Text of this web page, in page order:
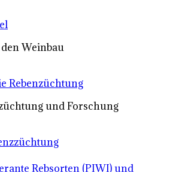
Weinbau
Rebenzüchtung
und Forschung
Rebsorten (PIWI) und